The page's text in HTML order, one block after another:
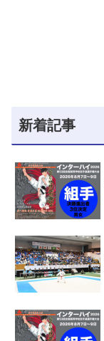
新着記事